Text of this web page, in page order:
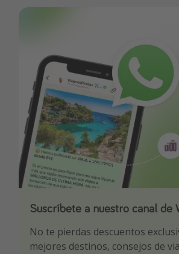
Suscríbete a nuestro canal de
No te pierdas descuentos
mejores destinos, consejos de
Descarga nuestra app
Sé el primero en reservar
¡Suscríbete a nuestro canal de
¡Recibe las mejores ofertas
ti por nuestros expertos en